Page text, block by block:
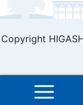
Copyright